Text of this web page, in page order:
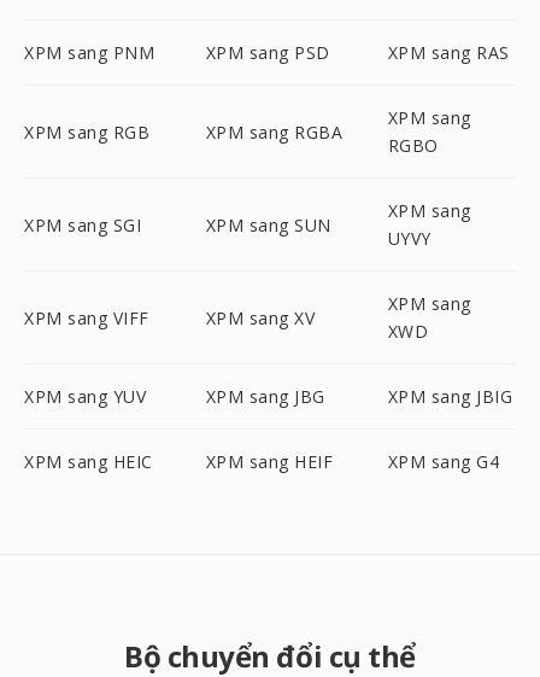
XPM sang PNM XPM sang PSD XPM sang RAS
XPM sang RGB XPM sang RGBA
XPM sang
RGBO
XPM sang SGI XPM sang SUN
XPM sang
UYVY
XPM sang VIFF XPM sang XV
XPM sang
XWD
XPM sang YUV XPM sang JBG XPM sang JBIG
XPM sang HEIC XPM sang HEIF XPM sang G4
Bộ chuyển đổi cụ thể